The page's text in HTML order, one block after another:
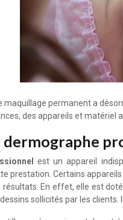
maquillage permanent a
des appareils et matériel
dermographe
est un appareil
prestation. Certains
En effet, elle est
sollicités par les clients.